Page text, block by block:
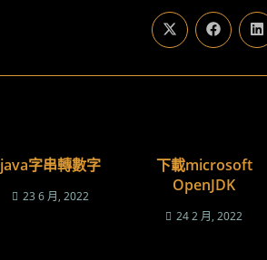
Opens
in
new
Opens
in
new
in
java字串轉數字
23 6 月, 2022
下載microsoft
OpenJDK
24 2 月, 2022